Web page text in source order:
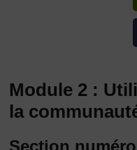
Module 2 :
la
Section